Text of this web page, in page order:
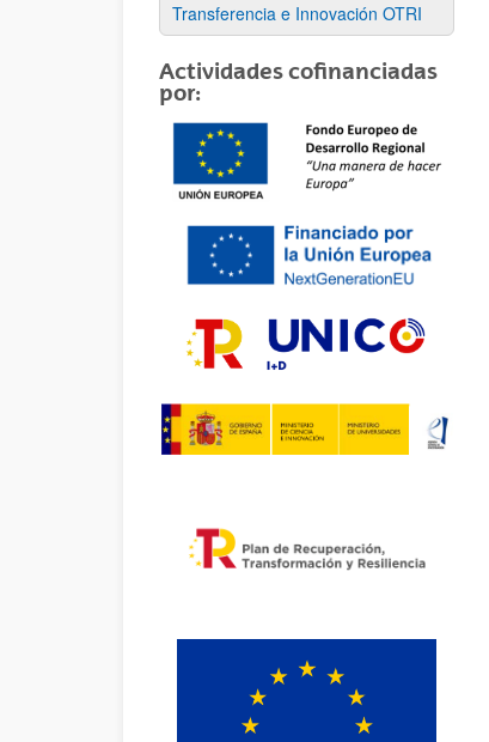
Transferencia e Innovación OTRI
Actividades cofinanciadas
por: